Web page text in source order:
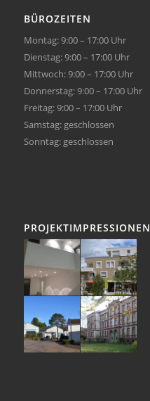
BÜROZEITEN
Montag: 9:00 – 17:00 Uhr
Dienstag: 9:00 – 17:00 Uhr
Mittwoch: 9:00 – 17:00 Uhr
Donnerstag: 9:00 – 17:00 Uhr
Freitag: 9:00 – 17:00 Uhr
Samstag: geschlossen
Sonntag: geschlossen
PROJEKTIMPRESSIONEN